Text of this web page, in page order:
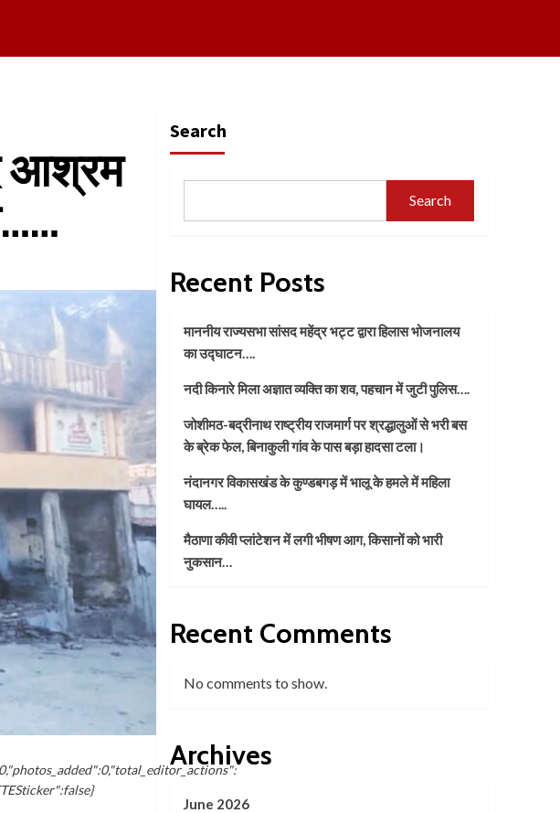
आश्रम
Search
Search
Recent Posts
माननीय राज्यसभा सांसद महेंद्र भट्ट द्वारा हिलास भोजनालय
का उद्घाटन….
नदी किनारे मिला अज्ञात व्यक्ति का शव, पहचान में जुटी पुलिस….
जोशीमठ-बद्रीनाथ राष्ट्रीय राजमार्ग पर श्रद्धालुओं से भरी बस
के ब्रेक फेल, बिनाकुली गांव के पास बड़ा हादसा टला।
नंदानगर विकासखंड के कुण्डबगड़ में भालू के हमले में महिला
घायल…..
मैठाणा कीवी प्लांटेशन में लगी भीषण आग, किसानों को भारी
नुकसान…
Recent Comments
No comments to show.
Archives
June 2026